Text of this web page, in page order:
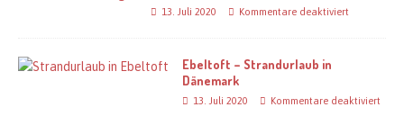
13. Juli 2020 Kommentare deaktiviert
Ebeltoft – Strandurlaub in
Dänemark
13. Juli 2020 Kommentare deaktiviert